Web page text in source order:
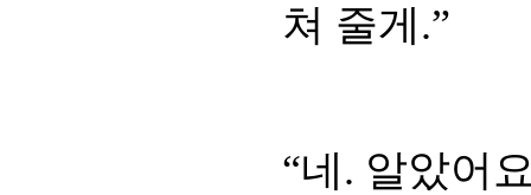
쳐 줄게.”
“네. 알았어